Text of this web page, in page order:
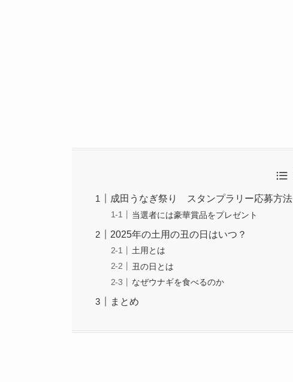
成田うなぎ祭り スタンプラリー応募方法
当選者には豪華賞品をプレゼント
2025年の土用の丑の日はいつ？
土用とは
丑の日とは
なぜウナギを食べるのか
まとめ